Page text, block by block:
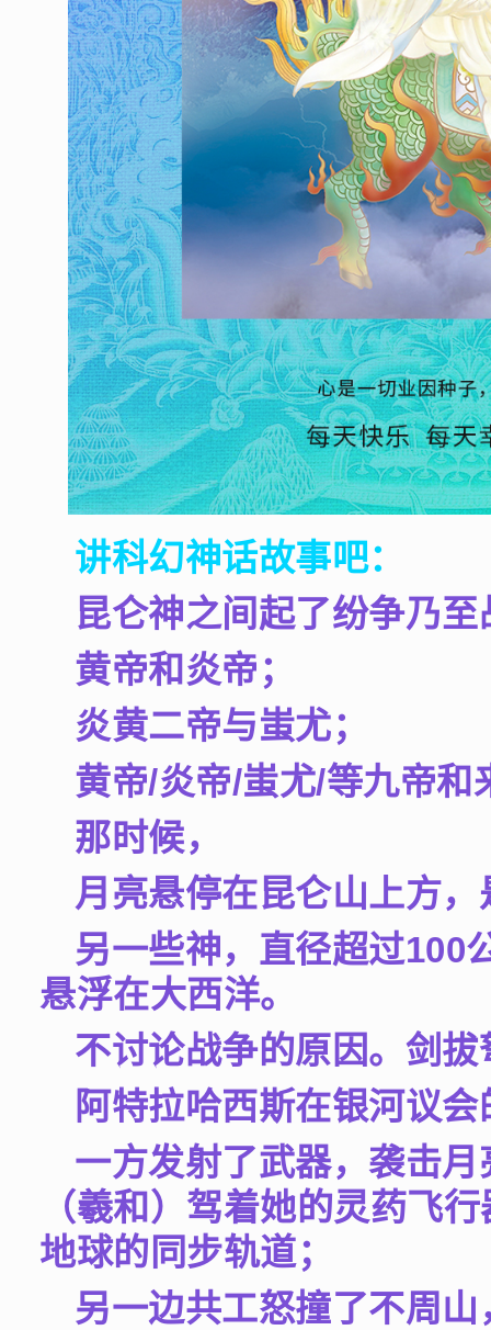
讲科幻神话故事吧：
昆仑神之间起了纷争乃至
黄帝和炎帝；
炎黄二帝与蚩尤；
黄帝/炎帝/蚩尤/等九帝
那时候，
月亮悬停在昆仑山上方
另一些神，直径超过100
悬浮在大西洋。
不讨论战争的原因。剑拔
阿特拉哈西斯在银河议
一方发射了武器，袭击
（羲和）驾着她的灵药飞
地球的同步轨道；
另一边共工怒撞了不周